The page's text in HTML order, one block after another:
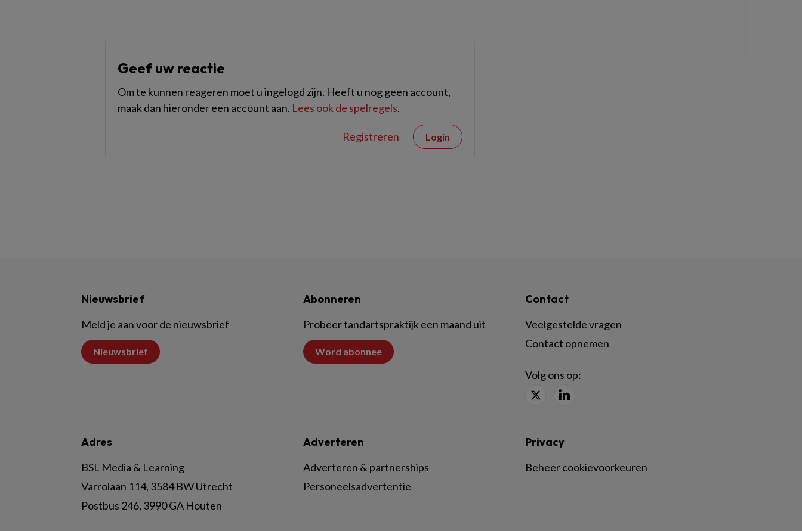
Geef uw reactie
Om te kunnen reageren moet u ingelogd zijn. Heeft u nog geen account,
maak dan hieronder een account aan. Lees ook de spelregels.
Registreren Login
Nieuwsbrief
Meld je aan voor de nieuwsbrief
Nieuwsbrief
Abonneren
Probeer tandartspraktijk een maand uit
Word abonnee
Contact
Veelgestelde vragen
Contact opnemen
Volg ons op:
Adres
BSL Media & Learning
Varrolaan 114, 3584 BW Utrecht
Postbus 246, 3990 GA Houten
Adverteren
Adverteren & partnerships
Personeelsadvertentie
Privacy
Beheer cookievoorkeuren